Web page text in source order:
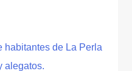
habitantes de La Perla
alegatos.